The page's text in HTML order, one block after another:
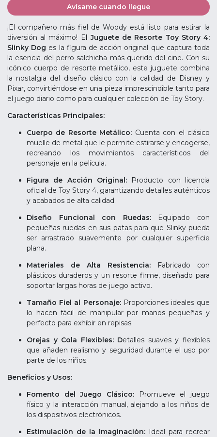
Avísame cuando llegue
¡El compañero más fiel de Woody está listo para estirar la
diversión al máximo! E l Juguete de Resorte Toy Story 4:
Slinky Dog es la figura de acción original que captura toda
la esencia del perro salchicha más querido del cine. Con su
icónico cuerpo de resorte metálico, este juguete combina
la nostalgia del diseño clásico con la calidad de Disney y
Pixar, convirtiéndose en una pieza imprescindible tanto para
el juego diario como para cualquier colección de Toy Story.
Características Principales:
Cuerpo de Resorte Metálico: Cuenta con el clásico
muelle de metal que le permite estirarse y encogerse,
recreando los movimientos característicos del
personaje en la película.
Figura de Acción Original: Producto con licencia
oficial de Toy Story 4, garantizando detalles auténticos
y acabados de alta calidad.
Diseño Funcional con Ruedas:
Equipado con
pequeñas ruedas en sus patas para que Slinky pueda
ser arrastrado suavemente por cualquier superficie
plana.
Materiales de Alta Resistencia: Fabricado con
plásticos duraderos y un resorte firme, diseñado para
soportar largas horas de juego activo.
Tamaño Fiel al Personaje: Proporciones ideales que
lo hacen fácil de manipular por manos pequeñas y
perfecto para exhibir en repisas.
Orejas y Cola Flexibles: Detalles suaves y flexibles
que añaden realismo y seguridad durante el uso por
parte de los niños.
Beneficios y Usos:
Fomento del Juego Clásico: Promueve el juego
físico y la interacción manual, alejando a los niños de
los dispositivos electrónicos.
Estimulación de la Imaginación:
Ideal para recrear